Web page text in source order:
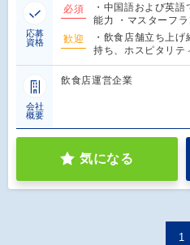
応募
資格
必須
・中国語および英
能力 ・マスターフ
歓迎
・飲食店舗立ち上
持ち、ホスピタリ
会社
概要
飲食店運営企業
気になる
1